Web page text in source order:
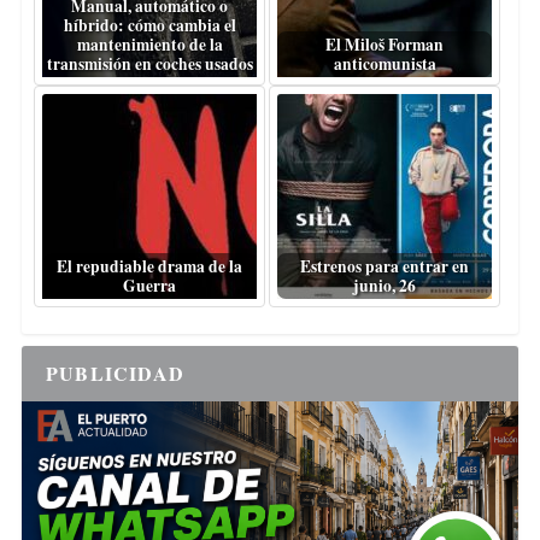
Manual, automático o
híbrido: cómo cambia el
mantenimiento de la
transmisión en coches usados
El Miloš Forman
anticomunista
El repudiable drama de la
Guerra
Estrenos para entrar en
junio, 26
PUBLICIDAD